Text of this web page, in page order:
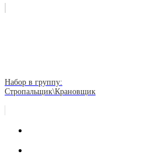
Набор в группу:
Стропальщик\Крановщик